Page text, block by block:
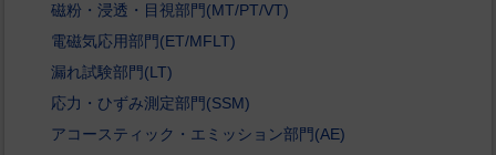
磁粉・浸透・目視部門(MT/PT/VT)
電磁気応用部門(ET/MFLT)
漏れ試験部門(LT)
応力・ひずみ測定部門(SSM)
アコースティック・エミッション部門(AE)